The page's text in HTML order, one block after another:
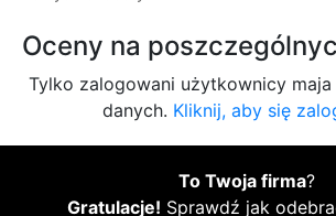
Oceny na
Tylko zalogowani użytkownicy
danych. Kliknij, aby się
To Twoja firma?
Gratulacje! Sprawdź jak